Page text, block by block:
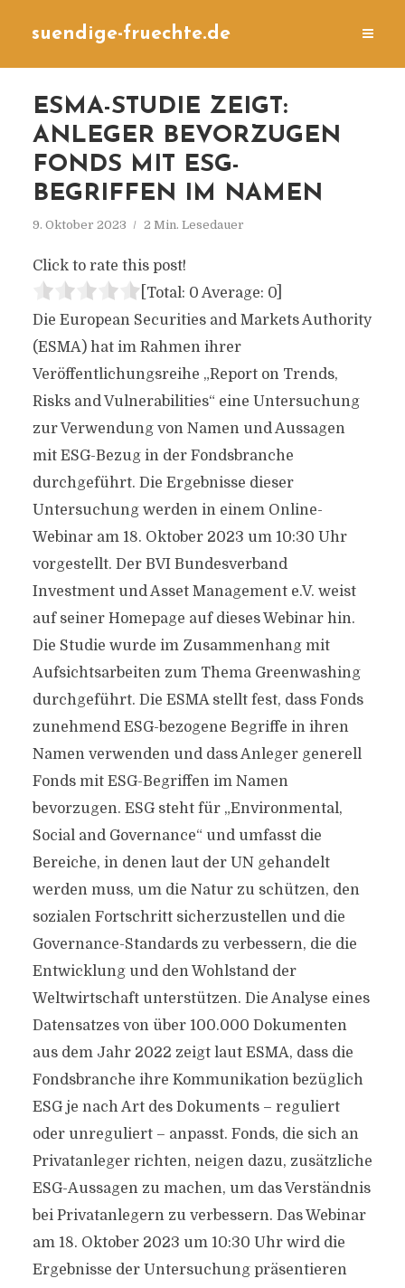
suendige-fruechte.de
ESMA-STUDIE ZEIGT:
ANLEGER BEVORZUGEN
FONDS MIT ESG-
BEGRIFFEN IM NAMEN
9. Oktober 2023 2 Min. Lesedauer
Click to rate this post!
[Total: 0 Average: 0]
Die European Securities and Markets Authority
(ESMA) hat im Rahmen ihrer
Veröffentlichungsreihe „Report on Trends,
Risks and Vulnerabilities“ eine Untersuchung
zur Verwendung von Namen und Aussagen
mit ESG-Bezug in der Fondsbranche
durchgeführt. Die Ergebnisse dieser
Untersuchung werden in einem Online-
Webinar am 18. Oktober 2023 um 10:30 Uhr
vorgestellt. Der BVI Bundesverband
Investment und Asset Management e.V. weist
auf seiner Homepage auf dieses Webinar hin.
Die Studie wurde im Zusammenhang mit
Aufsichtsarbeiten zum Thema Greenwashing
durchgeführt. Die ESMA stellt fest, dass Fonds
zunehmend ESG-bezogene Begriffe in ihren
Namen verwenden und dass Anleger generell
Fonds mit ESG-Begriffen im Namen
bevorzugen. ESG steht für „Environmental,
Social and Governance“ und umfasst die
Bereiche, in denen laut der UN gehandelt
werden muss, um die Natur zu schützen, den
sozialen Fortschritt sicherzustellen und die
Governance-Standards zu verbessern, die die
Entwicklung und den Wohlstand der
Weltwirtschaft unterstützen. Die Analyse eines
Datensatzes von über 100.000 Dokumenten
aus dem Jahr 2022 zeigt laut ESMA, dass die
Fondsbranche ihre Kommunikation bezüglich
ESG je nach Art des Dokuments – reguliert
oder unreguliert – anpasst. Fonds, die sich an
Privatanleger richten, neigen dazu, zusätzliche
ESG-Aussagen zu machen, um das Verständnis
bei Privatanlegern zu verbessern. Das Webinar
am 18. Oktober 2023 um 10:30 Uhr wird die
Ergebnisse der Untersuchung präsentieren